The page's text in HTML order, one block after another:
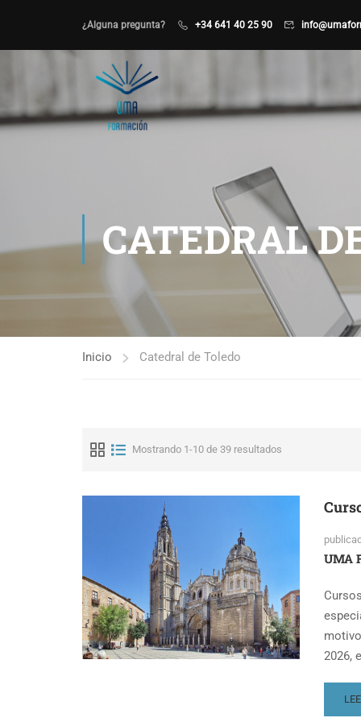
¿Alguna pregunta? +34 641 40 25 90
CATEDRAL
Inicio Catedral de Toledo
Mostrando 1-10 de 39 resultados
UMA
2026,